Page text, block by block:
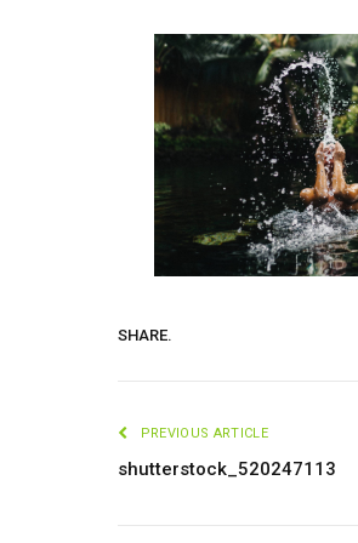
SHARE.
PREVIOUS ARTICLE
shutterstock_520247113